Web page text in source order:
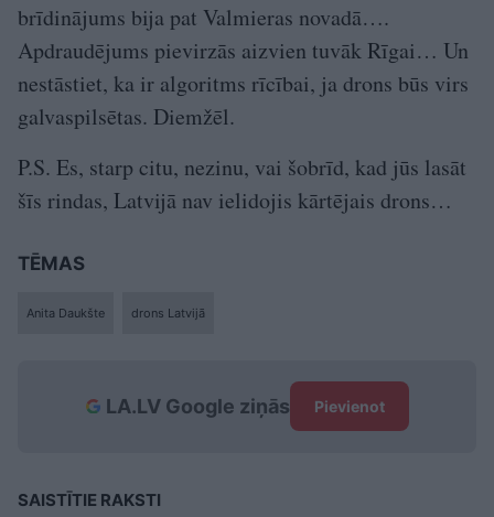
brīdinājums bija pat Valmieras novadā….
Apdraudējums pievirzās aizvien tuvāk Rīgai… Un
nestāstiet, ka ir algoritms rīcībai, ja drons būs virs
galvaspilsētas. Diemžēl.
P.S. Es, starp citu, nezinu, vai šobrīd, kad jūs lasāt
šīs rindas, Latvijā nav ielidojis kārtējais drons…
TĒMAS
Anita Daukšte drons Latvijā
LA.LV Google ziņās Pievienot
SAISTĪTIE RAKSTI